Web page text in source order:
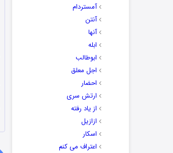
آمستردام
آنتن
آنها
ابله
ابوطالب
اجل معلق
احضار
ارتش سری
از یاد رفته
ازازیل
اسکار
اعتراف می کنم